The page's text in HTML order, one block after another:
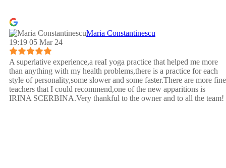
Maria Constantinescu
19:19 05 Mar 24
A superlative experience,a reaI yoga practice that helped me more
than anything with my health problems,there is a practice for each
style of personality,some slower and some faster.There are more fine
teachers that I could recommend,one of the new apparitions is
IRINA SCERBINA.Very thankful to the owner and to all the team!